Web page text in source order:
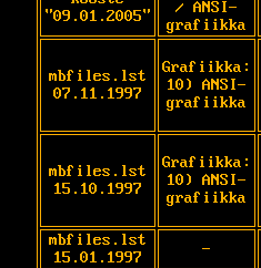
"09.01.2005"
/ ANSI-
grafiikka
mbfiles.lst
07.11.1997
Grafiikka:
10) ANSI-
grafiikka
mbfiles.lst
15.10.1997
Grafiikka:
10) ANSI-
grafiikka
mbfiles.lst
15.01.1997
-